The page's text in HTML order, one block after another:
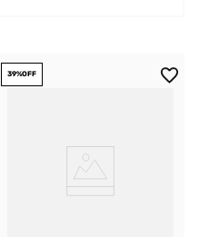
39%OFF